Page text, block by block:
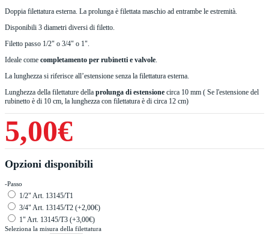
Doppia filettatura esterna. La prolunga è filettata maschio ad entrambe le estremità.
Disponibili 3 diametri diversi di filetto.
Filetto passo 1/2" o 3/4" o 1".
Ideale come completamento per rubinetti e valvole
La lunghezza si riferisce all’estensione senza la filettatura esterna.
Lunghezza della filettature della prolunga di estensione circa 10 mm ( Se l'estensione del
rubinetto è di 10 cm, la lunghezza con filettatura è di circa 12 cm)
5,00€
Opzioni disponibili
-Passo
1/2" Art. 13145/T1
3/4" Art. 13145/T2 (+2,00€)
1" Art. 13145/T3 (+3,00€)
Seleziona la misura della filettatura